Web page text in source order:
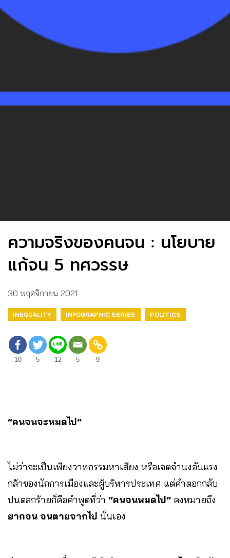
ความจริงของคนจน : นโยบาย
แก้จน 5 ทศวรรษ
30 พฤศจิกายน 2021
INEQUALITY INFOGRAPHIC SERIES POLITICS
10 5 12 5 9
“คนจนจะหมดไป”
ไม่ว่าจะเป็นเพียงวาทกรรมหาเสียง หรือเจตจำนงอันแรง
กล้าของนักการเมืองและผู้บริหารประเทศ แต่คำตอกกลับ
ปนตลกร้ายก็คือคำพูดที่ว่า “คนจนหมดไป” คงหมายถึง
ยากจน จนตายจากไป นั่นเอง